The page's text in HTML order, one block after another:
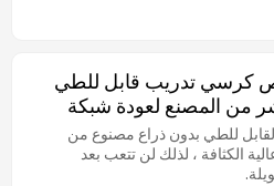
كرسي تدريب قابل للطي
من المصنع لعودة شبكة
والمؤتمرات في الفصول
للطي بدون ذراع مصنوع من
الكثافة ، لذلك لن تتعب بعد